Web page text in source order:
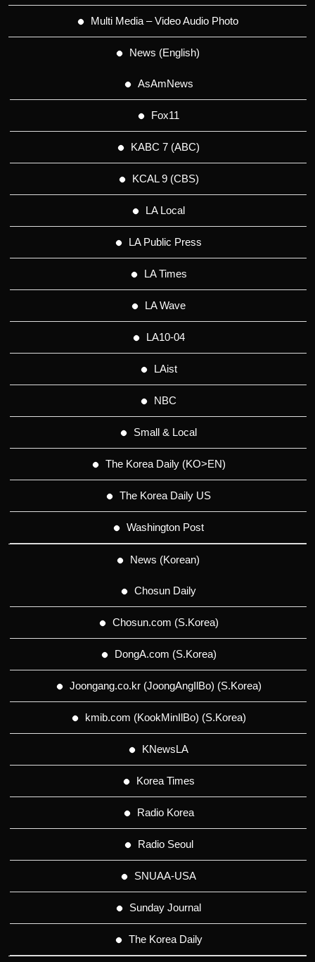
Multi Media – Video Audio Photo
News (English)
AsAmNews
Fox11
KABC 7 (ABC)
KCAL 9 (CBS)
LA Local
LA Public Press
LA Times
LA Wave
LA10-04
LAist
NBC
Small & Local
The Korea Daily (KO>EN)
The Korea Daily US
Washington Post
News (Korean)
Chosun Daily
Chosun.com (S.Korea)
DongA.com (S.Korea)
Joongang.co.kr (JoongAngIlBo) (S.Korea)
kmib.com (KookMinIlBo) (S.Korea)
KNewsLA
Korea Times
Radio Korea
Radio Seoul
SNUAA-USA
Sunday Journal
The Korea Daily